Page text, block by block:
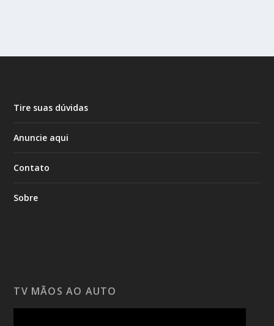
Tire suas dúvidas
Anuncie aqui
Contato
Sobre
TV MÃOS AO AUTO